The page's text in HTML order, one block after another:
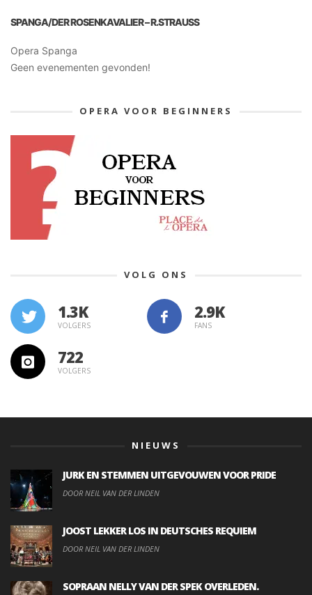
SPANGA/DER ROSENKAVALIER – R.STRAUSS
Opera Spanga
Geen evenementen gevonden!
OPERA VOOR BEGINNERS
VOLG ONS
1.3K
VOLGERS FANS
722
VOLGERS
NIEUWS
JURK EN STEMMEN UITGEVOUWEN VOOR PRIDE
DOOR NEIL VAN DER LINDEN
JOOST LEKKER LOS IN DEUTSCHES REQUIEM
DOOR NEIL VAN DER LINDEN
SOPRAAN NELLY VAN DER SPEK OVERLEDEN.